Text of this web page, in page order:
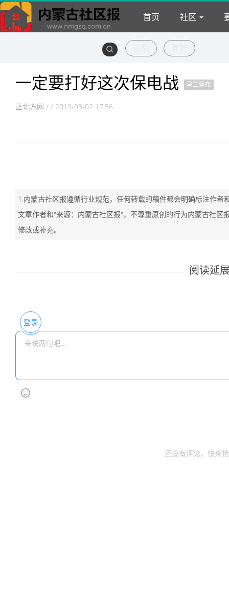
首页 社区
一定要打好这次保电战 乌兰察布
正北方网 / / 2019-08-02 17:56
1.内蒙古社区报遵循行业规范，任何转载的稿件都会明确标注作
文章作者和"来源：内蒙古社区报"，不尊重原创的行为内蒙古社
修改或补充。
阅读延
登录
还没有评论，快来